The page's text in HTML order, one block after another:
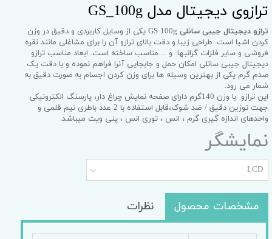
ترازوی دیجیتال مدل GS_100g
ترازو دیجیتال جیبی سانلی
GS 100g یکی از وسایل کاربردی و دقیق در وزن
کردن اشیا است. طراحی زیبا و دقت بالای ترازو آن را برای مشاغلی مانند نقره
فروشی و سایر فلزات گرانبها و …مناسب ساخته است. ابعاد مناسب ترازو
دیجیتال جیبی سانلی امکان حمل و جابجایی آنرا فراهم نموده و با دقت یک
صدم گرم یکی از بهترین وسیله ها برای وزن کردن اجسام به صورت دقیق به
شمار می رود.
این ترازو با وزن 140گرم دارای صفحه نمایش چراغ دار، پارسنگ الکترونیکی
جهت توزین دقیق / ضد شوک،قابل استفاده با 2 عدد باطری نیم قلمی و
واحدهای اندازه گیری گرم ، انس ، توری انس ، پنی ویت میباشد.
نمایشگر
LCD
مشخصات محصول نظرات